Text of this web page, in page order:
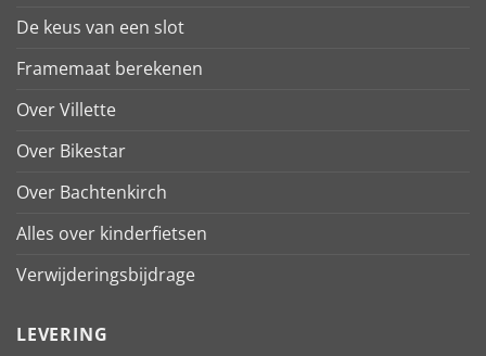
De keus van een slot
Framemaat berekenen
Over Villette
Over Bikestar
Over Bachtenkirch
Alles over kinderfietsen
Verwijderingsbijdrage
LEVERING